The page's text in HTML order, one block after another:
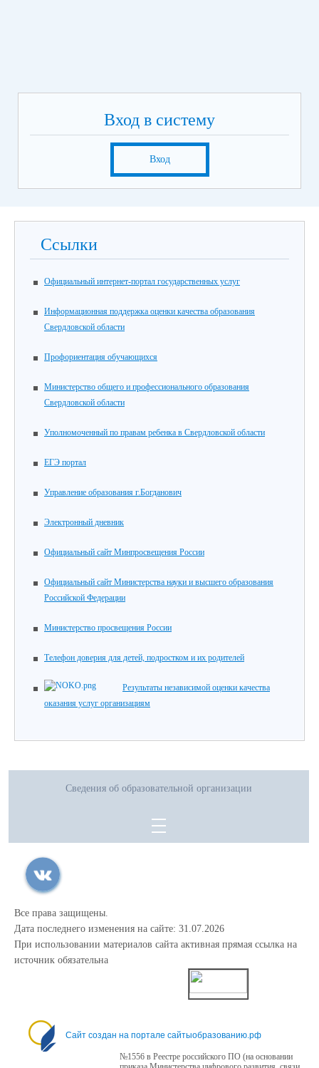
Вход в систему
Вход
Ссылки
Официальный интернет-портал государственных услуг
Информационная поддержка оценки качества образования
Свердловской области
Профориентация обучающихся
Министерство общего и профессионального образования
Свердловской области
Уполномоченный по правам ребенка в Свердловской области
ЕГЭ портал
Управление образования г.Богданович
Электронный дневник
Официальный сайт Минпросвещения России
Официальный сайт Министерства науки и высшего образования
Российской Федерации
Министерство просвещения России
Телефон доверия для детей, подростком и их родителей
Результаты независимой оценки качества
оказания услуг организациям
Сведения об образовательной организации
Все права защищены.
Дата последнего изменения на сайте: 31.07.2026
При использовании материалов сайта активная прямая ссылка на
источник обязательна
Сайт создан на портале сайтыобразованию.рф
№1556 в Реестре российского ПО (на основании